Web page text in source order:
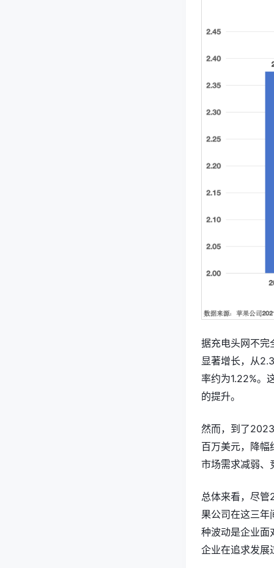
据充电头网不完
显著增长，从
率约为1.22%。
的提升。
然而，到了
百万美元，降幅
市场需求减弱、
总体来看，尽
果公司在这三年
种波动是企业面
企业在追求发展